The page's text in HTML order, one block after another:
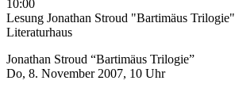
10:00
Lesung Jonathan Stroud "Bartimäus Trilogie"
Literaturhaus
Jonathan Stroud “Bartimäus Trilogie”
Do, 8. November 2007, 10 Uhr